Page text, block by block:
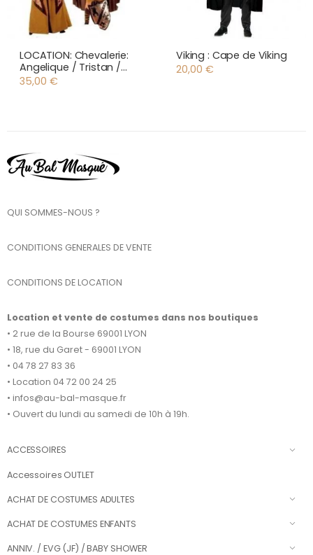
LOCATION: Chevalerie:
Angelique / Tristan /
Marc Antony
35,00 €
Viking : Cape de Viking
20,00 €
QUI SOMMES-NOUS ?
CONDITIONS GENERALES DE VENTE
CONDITIONS DE LOCATION
Location et vente de costumes dans nos boutiques
• 2 rue de la Bourse 69001 LYON
• 18, rue du Garet - 69001 LYON
• 04 78 27 83 36
• Location 04 72 00 24 25
• infos@au-bal-masque.fr
• Ouvert du lundi au samedi de 10h à 19h.
ACCESSOIRES
Accessoires OUTLET
ACHAT DE COSTUMES ADULTES
ACHAT DE COSTUMES ENFANTS
ANNIV. / EVG (JF) / BABY SHOWER